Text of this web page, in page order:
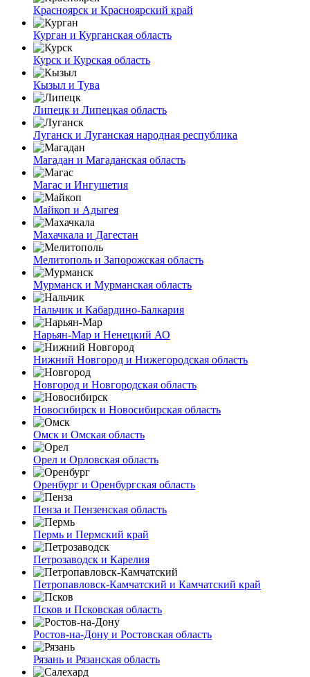
Красноярск и Красноярский край
Курган и Курганская область
Курск и Курская область
Кызыл и Тува
Липецк и Липецкая область
Луганск и Луганская народная республика
Магадан и Магаданская область
Магас и Ингушетия
Майкоп и Адыгея
Махачкала и Дагестан
Мелитополь и Запорожская область
Мурманск и Мурманская область
Нальчик и Кабардино-Балкария
Нарьян-Мар и Ненецкий АО
Нижний Новгород и Нижегородская область
Новгород и Новгородская область
Новосибирск и Новосибирская область
Омск и Омская область
Орел и Орловская область
Оренбург и Оренбургская область
Пенза и Пензенская область
Пермь и Пермский край
Петрозаводск и Карелия
Петропавловск-Камчатский и Камчатский край
Псков и Псковская область
Ростов-на-Дону и Ростовская область
Рязань и Рязанская область